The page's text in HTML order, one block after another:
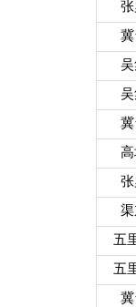
五
五